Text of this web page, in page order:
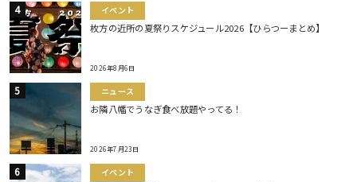
イベント
枚方の近所の夏祭りスケジュール2026【ひらつーまとめ】
2026年8月6日
ニュース
お隣八幡でうなぎ食べ放題やってる！
2026年7月23日
イベント